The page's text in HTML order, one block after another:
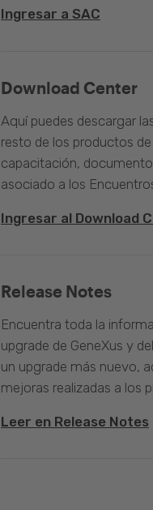
Ingresar a SAC
Download Center
Aquí puedes descargar
resto de los productos
capacitación,
asociado a los
Ingresar al Download
Release Notes
Encuentra toda la
upgrade de GeneXus y
un upgrade más nuevo,
mejoras realizadas a los
Leer en Release Notes